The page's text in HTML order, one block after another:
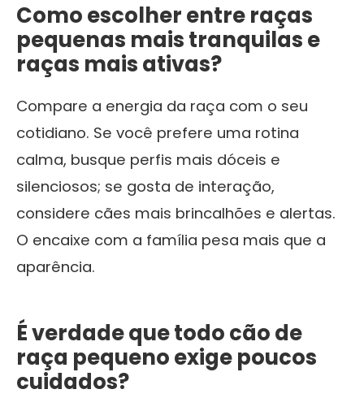
Como escolher entre raças
pequenas mais tranquilas e
raças mais ativas?
Compare a energia da raça com o seu
cotidiano. Se você prefere uma rotina
calma, busque perfis mais dóceis e
silenciosos; se gosta de interação,
considere cães mais brincalhões e alertas.
O encaixe com a família pesa mais que a
aparência.
É verdade que todo cão de
raça pequeno exige poucos
cuidados?